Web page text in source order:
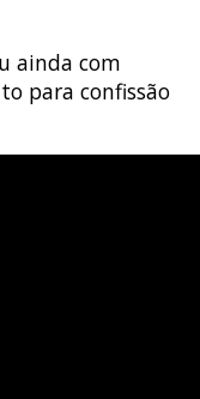
ainda com
para confissão